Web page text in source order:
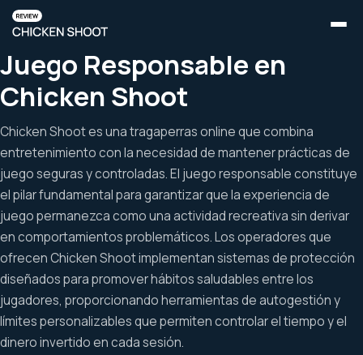
Juego Responsable en
Chicken Shoot
Chicken Shoot es una tragaperras online que combina
entretenimiento con la necesidad de mantener prácticas de
juego seguras y controladas. El juego responsable constituye
el pilar fundamental para garantizar que la experiencia de
juego permanezca como una actividad recreativa sin derivar
en comportamientos problemáticos. Los operadores que
ofrecen Chicken Shoot implementan sistemas de protección
diseñados para promover hábitos saludables entre los
jugadores, proporcionando herramientas de autogestión y
límites personalizables que permiten controlar el tiempo y el
dinero invertido en cada sesión.